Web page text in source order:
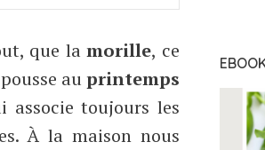
que lamorille, ce
auprintemps
associe toujours les
À la maison nous